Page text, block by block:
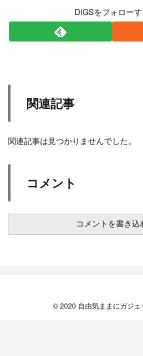
DiGSをフォロー
関連記事
関連記事は見つかりませんでした。
コメント
コメントを書き込
© 2020 自由気ままにガジェ